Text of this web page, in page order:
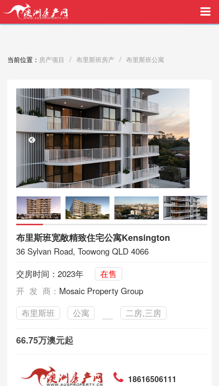
买家中介VIP服务，助您安心购房
当前位置： 房产项目 / 布里斯班房产 / 布里斯班公寓
布里斯班宽敞精致住宅公寓Kensington
36 Sylvan Road, Toowong QLD 4066
交房时间：2023年
在售
开 发 商： Mosaic Property Group
布里斯班
公寓 二房,三房
66.75万澳元起
18616506111